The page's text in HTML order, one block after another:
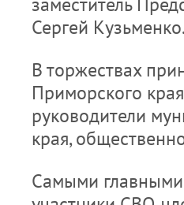
Сергей Кузьменко.
В торжествах
Приморского
руководители
края,
Самыми главными